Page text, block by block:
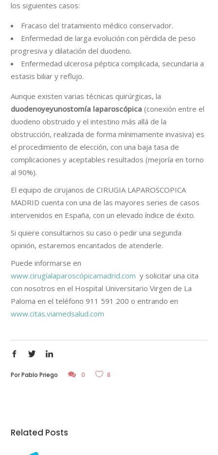
los siguientes casos:
Fracaso del tratamiento médico conservador.
Enfermedad de larga evolución con pérdida de peso
progresiva y dilatación del duodeno.
Enfermedad ulcerosa péptica complicada, secundaria a
estasis biliar y reflujo.
Aunque existen varias técnicas quirúrgicas, la
duodenoyeyunostomía laparoscópica (conexión entre el
duodeno obstruido y el intestino más allá de la
obstrucción, realizada de forma mínimamente invasiva) es
el procedimiento de elección, con una baja tasa de
complicaciones y aceptables resultados (mejoría en torno
al 90%).
El equipo de cirujanos de CIRUGIA LAPAROSCOPICA
MADRID cuenta con una de las mayores series de casos
intervenidos en España, con un elevado índice de éxito.
Si quiere consultarnos su caso o pedir una segunda
opinión, estaremos encantados de atenderle.
Puede informarse en
www.cirugíalaparoscópicamadrid.com y solicitar una cita
con nosotros en el Hospital Universitario Virgen de La
Paloma en el teléfono 911 591 200 o entrando en
www.citas.viamedsalud.com
PorPablo Priego 0 8
Related Posts